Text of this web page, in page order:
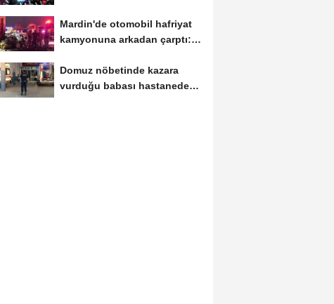
Mardin'de otomobil hafriyat
kamyonuna arkadan çarptı: 1
Domuz nöbetinde kazara
vurduğu babası hastanede